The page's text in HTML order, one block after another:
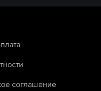
соглашение